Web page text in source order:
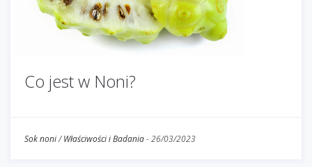
Co jest w Noni?
Sok noni/Właściwości i Badania-26/03/2023